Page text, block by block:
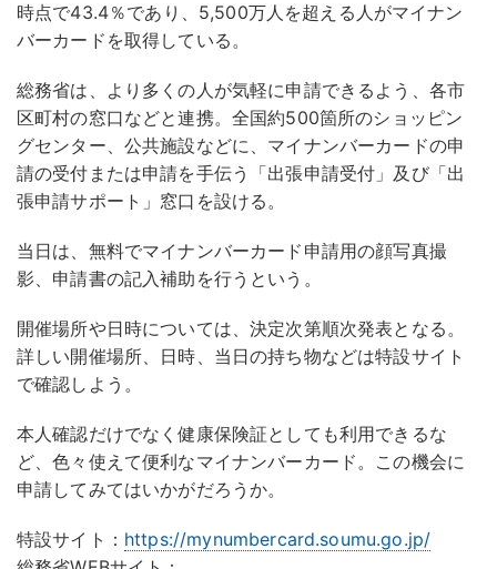
時点で43.4％であり、5,500万人を超える人がマイナン
バーカードを取得している。
総務省は、より多くの人が気軽に申請できるよう、各市
区町村の窓口などと連携。全国約500箇所のショッピン
グセンター、公共施設などに、マイナンバーカードの申
請の受付または申請を手伝う「出張申請受付」及び「出
張申請サポート」窓口を設ける。
当日は、無料でマイナンバーカード申請用の顔写真撮
影、申請書の記入補助を行うという。
開催場所や日時については、決定次第順次発表となる。
詳しい開催場所、日時、当日の持ち物などは特設サイト
で確認しよう。
本人確認だけでなく健康保険証としても利用できるな
ど、色々使えて便利なマイナンバーカード。この機会に
申請してみてはいかがだろうか。
特設サイト： https://mynumbercard.soumu.go.jp/